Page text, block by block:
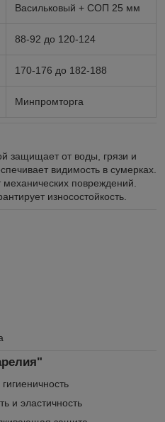
Васильковый + СОП 25 мм
88-92 до 120-124
170-176 до 182-188
Минпромторга
защищает от воды, грязи и
видимость в сумерках.
повреждений.
износостойкость.
и эластичность